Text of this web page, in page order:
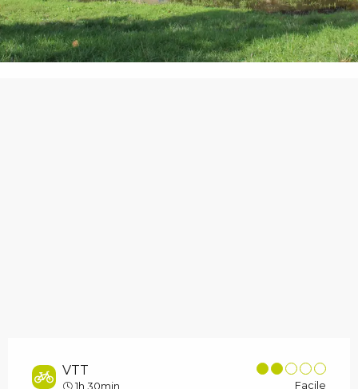
VTT
1h 30min Facile